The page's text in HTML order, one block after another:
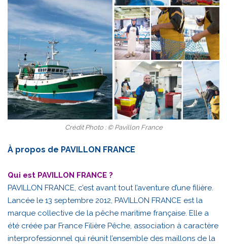
Crédit Photo : © Pavillon France
À propos de PAVILLON FRANCE
Qui est PAVILLON FRANCE ?
PAVILLON FRANCE, c’est avant tout l’aventure d’une filière.
Lancée le 13 septembre 2012, PAVILLON FRANCE est la
marque collective de la pêche maritime française. Elle a
été créée par France Filière Pêche, association à caractère
interprofessionnel qui réunit l’ensemble des maillons de la